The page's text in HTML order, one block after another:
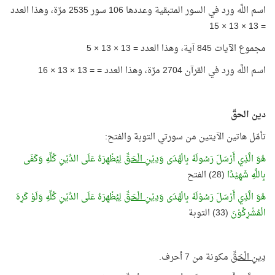
اسم اللَّه ورد في السور المتبقية وعددها 106 سور 2535 مرّة، وهذا العدد
= 13 × 13 × 15
مجموع الآيات 845 آية، وهذا العدد = 13 × 13 × 5
اسم اللَّه ورد في القرآن 2704 مرّة، وهذا العدد = = 13 × 13 × 16
دين الحقّ
تأمّل هاتين الآيتين من سورتي التوبة والفتح:
هُوَ الَّذِي أَرْسَلَ رَسُولَهُ بِالْهُدَى وَدِيْنِ الْحَقِّلِيُظْهِرَهُ عَلَى الدِّيْنِ كُلِّهِ وَكَفَى
بِاللَّهِ شَهِيْدًا (28) الفتح
هُوَ الَّذِي أَرْسَلَ رَسُوْلَهُ بِالْهُدَى وَدِيْنِ الْحَقِّلِيُظْهِرَهُ عَلَى الدِّيْنِ كُلِّهِ وَلَوْ كَرِهَ
الْمُشْرِكُوْنَ (33) التوبة
دِينِ الْحَقِّ مكونة من 7 أحرف.